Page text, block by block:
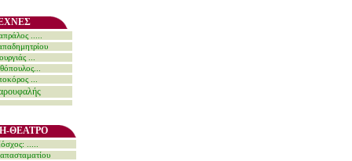
.....
...
ΘΕΑΤΡΟ
.....